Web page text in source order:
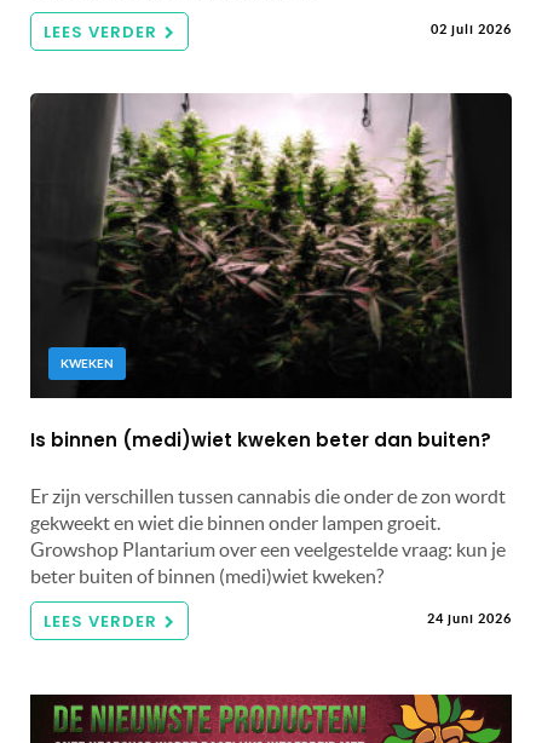
LEES VERDER 02 juli 2026
KWEKEN
Is binnen (medi)wiet kweken beter dan buiten?
Er zijn verschillen tussen cannabis die onder de zon wordt
gekweekt en wiet die binnen onder lampen groeit.
Growshop Plantarium over een veelgestelde vraag: kun je
beter buiten of binnen (medi)wiet kweken?
LEES VERDER 24 juni 2026